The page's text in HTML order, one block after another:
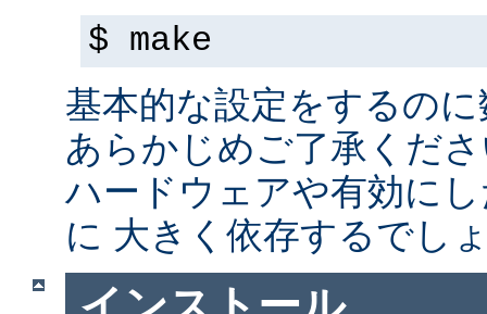
$ make
基本的な設定をするの
あらかじめご了承くだ
ハードウェアや有効に
に 大きく依存するでし